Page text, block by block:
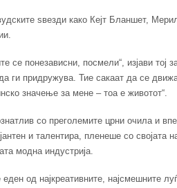
sвезди како Кејт Бланшет,
се понезависни, посмели“, изјави тој
ги придружува. Тие сакаат да се
значење за мене – тоа е животот“.
со преголемите црни очила и
и талентира, пленеше со својата
модна индустрија.
од најкреативните, најсмешните